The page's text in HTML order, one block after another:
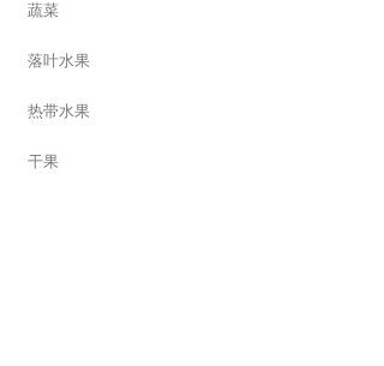
蔬菜
落叶水果
热带水果
干果